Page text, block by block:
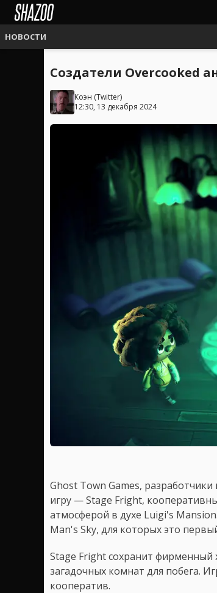
НОВОСТИ
Создатели Overcooked
Коэн (Twitter)
12:30, 13 декабря 2024
Ghost Town Games,
игру — Stage Fright,
атмосферой в духе Luigi's
Man's Sky, для которых это
Stage Fright сохранит фирменный
загадочных комнат для побега.
кооператив.